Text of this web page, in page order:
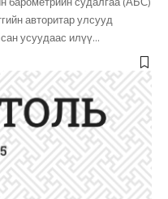
авторитар улсууд
усуудаас илүү…